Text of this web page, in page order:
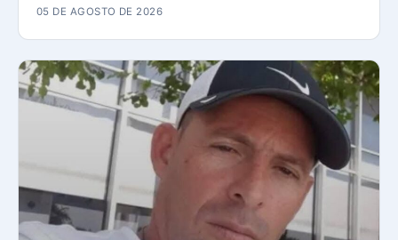
05 DE AGOSTO DE 2026